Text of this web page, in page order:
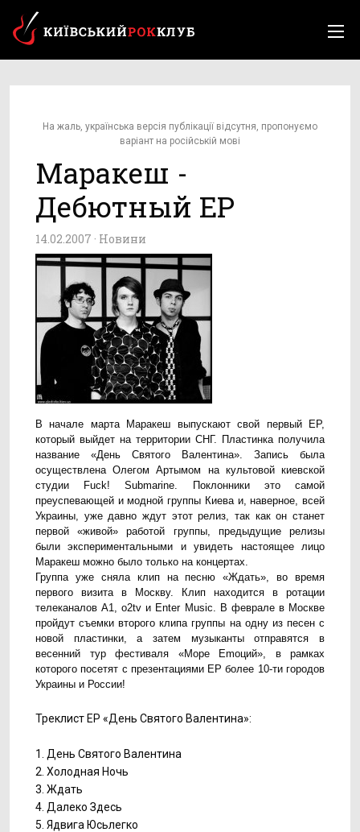
На жаль, українська версія публікації відсутня, пропонуємо
варіант на російській мові
Маракеш -
Дебютный EP
14.02.2007 · Новини
В начале марта Маракеш выпускают свой первый EP,
который выйдет на территории СНГ. Пластинка получила
название «День Святого Валентина». Запись была
осуществлена Олегом Артымом на культовой киевской
студии Fuck! Submarine. Поклонники это самой
преуспевающей и модной группы Киева и, наверное, всей
Украины, уже давно ждут этот релиз, так как он станет
первой «живой» работой группы, предыдущие релизы
были экспериментальными и увидеть настоящее лицо
Маракеш можно было только на концертах.
Группа уже сняла клип на песню «Ждать», во время
первого визита в Москву. Клип находится в ротации
телеканалов A1, o2tv и Enter Music. В феврале в Москве
пройдут съемки второго клипа группы на одну из песен с
новой пластинки, а затем музыканты отправятся в
весенний тур фестиваля «Море Emоций», в рамках
которого посетят с презентациями EP более 10-ти городов
Украины и России!
Треклист EP «День Святого Валентина»:
1. День Святого Валентина
2. Холодная Ночь
3. Ждать
4. Далеко Здесь
5. Ядвига Юсьлегко